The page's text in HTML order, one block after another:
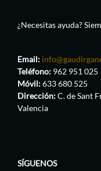
¿Necesitas ayuda?
Email:
Teléfono: 962 951 025
Móvil:633 680 525
Dirección:C. de Sant
Valencia
SÍGUENOS